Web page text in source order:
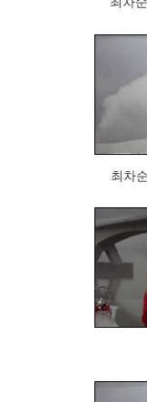
최차순